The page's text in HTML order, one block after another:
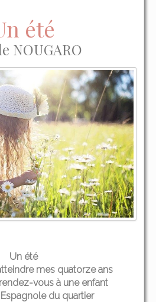
été
NOUGARO
Un été
mes quatorze ans
vous à une enfant
du quartier